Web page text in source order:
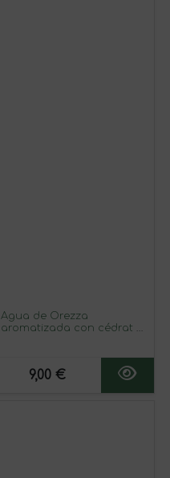
Agua de Orezza
aromatizada con cédrat /
9,00 €